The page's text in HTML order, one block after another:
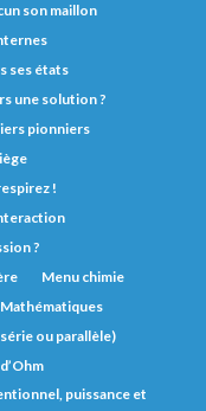
son maillon
ses états
une solution ?
pionniers
!
?
Menu chimie
ou parallèle)
puissance et